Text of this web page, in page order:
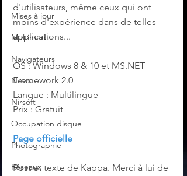
Mises à jour
Multimedia
Navigateurs
News
Nirsoft
Occupation disque
Photographie
Réseaux
d'utilisateurs, même ceux qui ont
moins d'expérience dans de telles
applications...
OS : Windows 8 & 10 et MS.NET
Framework 2.0
Langue : Multilingue
Prix : Gratuit
Page officielle
‌Post et texte de Kappa. Merci à lui de